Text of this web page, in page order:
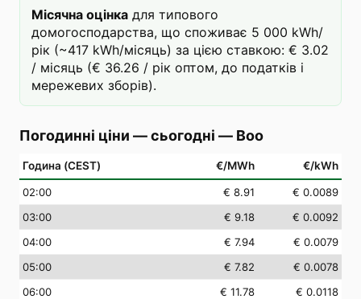
Місячна оцінка для типового
домогосподарства, що споживає 5 000 kWh/
рік (~417 kWh/місяць) за цією ставкою: € 3.02
/ місяць (€ 36.26 / рік оптом, до податків і
мережевих зборів).
Погодинні ціни — сьогодні — Boo
Година (CEST) €/MWh €/kWh
02:00 € 8.91
€ 0.0089
03:00 € 9.18
€ 0.0092
04:00 € 7.94
€ 0.0079
05:00 € 7.82
€ 0.0078
06:00 € 11.78
€ 0.0118